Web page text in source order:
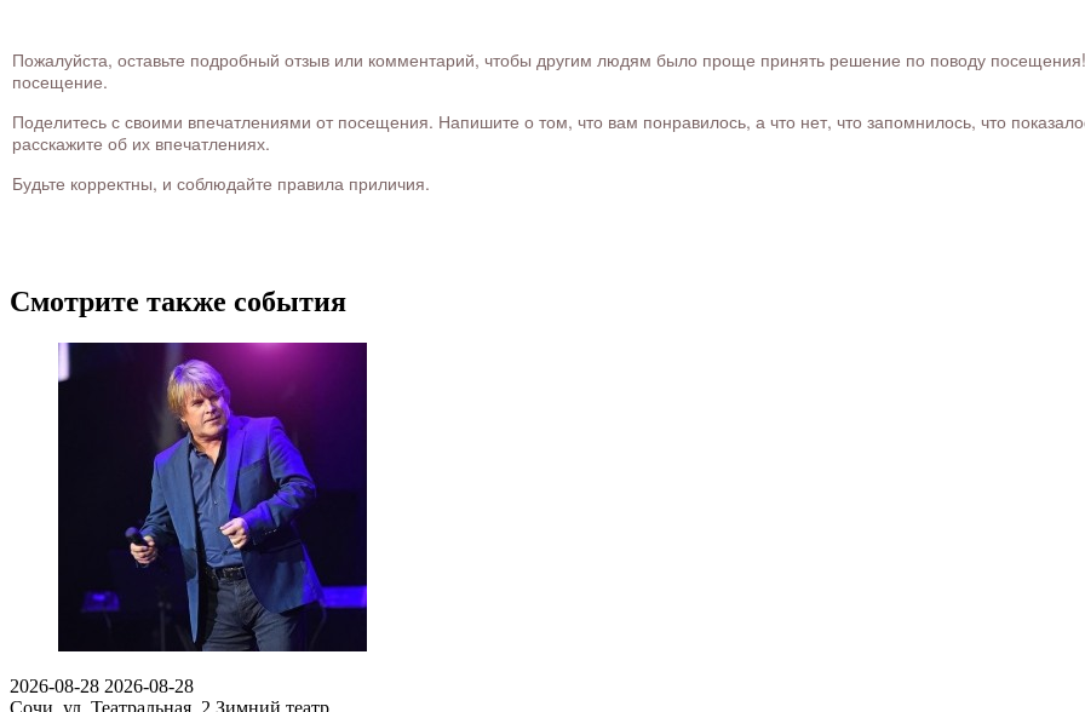
Пожалуйста, оставьте подробный отзыв или комментарий, чтобы другим людям было проще принять решение по поводу посещения!
посещение.
Поделитесь с своими впечатлениями от посещения. Напишите о том, что вам понравилось, а что нет, что запомнилось, что
расскажите об их впечатлениях.
Будьте корректны, и соблюдайте правила приличия.
Смотрите также события
2026-08-28 2026-08-28